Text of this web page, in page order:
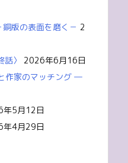
版の表面を磨く－ 2
〉
2026年6月16日
作家のマッチング ―
年5月12日
年4月29日